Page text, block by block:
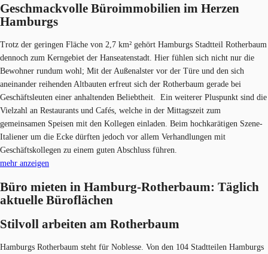
Geschmackvolle Büroimmobilien im Herzen​​
Hamburgs
Trotz der geringen Fläche von 2,7 km² gehört Hamburgs Stadtteil Rotherbaum
dennoch zum Kerngebiet der Hanseatenstadt. Hier fühlen sich nicht nur die
Bewohner rundum wohl; Mit der Außenalster vor der Türe und den sich
aneinander reihenden Altbauten erfreut sich der Rotherbaum gerade bei
Geschäftsleuten einer anhaltenden Beliebtheit. Ein weiterer Pluspunkt sind die
Vielzahl an Restaurants und Cafés, welche in der Mittagszeit zum
gemeinsamen Speisen mit den Kollegen einladen. Beim hochkarätigen Szene-
Italiener um die Ecke dürften jedoch vor allem Verhandlungen mit
Geschäftskollegen zu einem guten Abschluss führen.
mehr anzeigen
Büro mieten in Hamburg-Rotherbaum: Täglich
aktuelle Büroflächen
Stilvoll arbeiten am Rotherbau​m
Hamburgs Rotherbaum steht für Noblesse. Von den 104 Stadtteilen Hamburgs